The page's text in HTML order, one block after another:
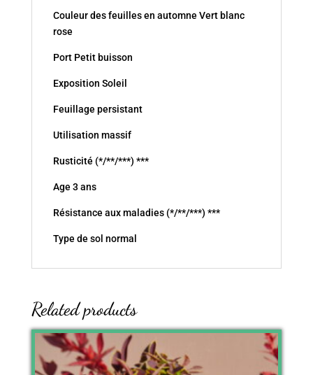
Couleur des feuilles en automne Vert blanc
rose
Port Petit buisson
Exposition Soleil
Feuillage persistant
Utilisation massif
Rusticité (*/**/***) ***
Age 3 ans
Résistance aux maladies (*/**/***) ***
Type de sol normal
Related products